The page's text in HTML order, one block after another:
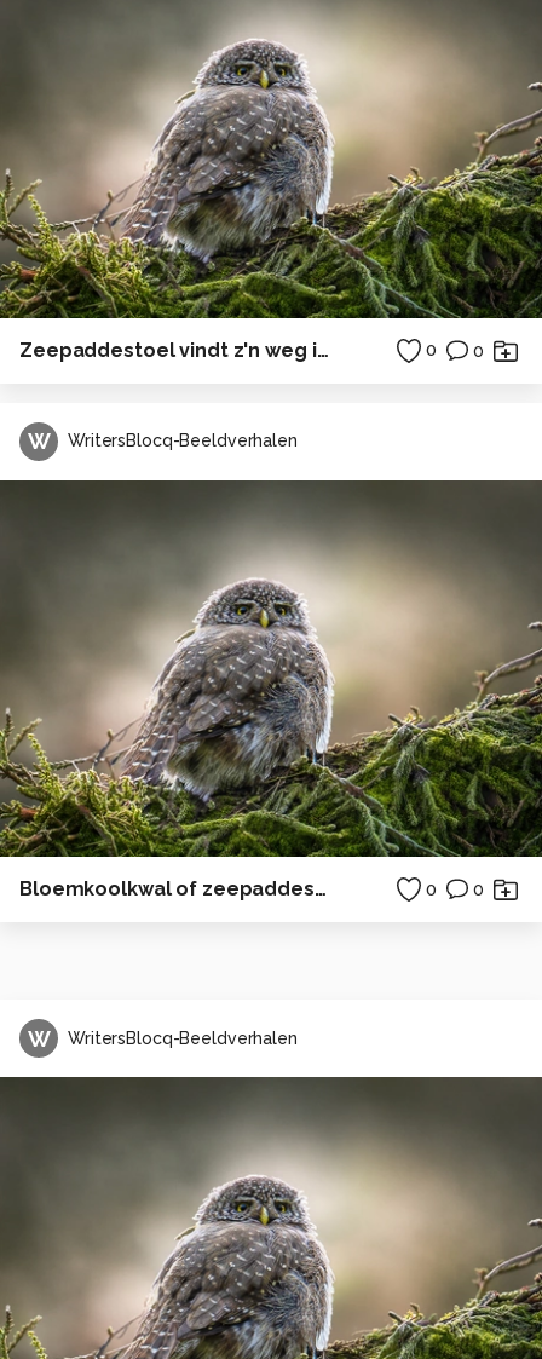
Zeepaddestoel vindt z'n weg in de Oosterschelde 0 0
W WritersBlocq-Beeldverhalen
Bloemkoolkwal of zeepaddestoel wordt opgegeten door krabben 0 0
W WritersBlocq-Beeldverhalen